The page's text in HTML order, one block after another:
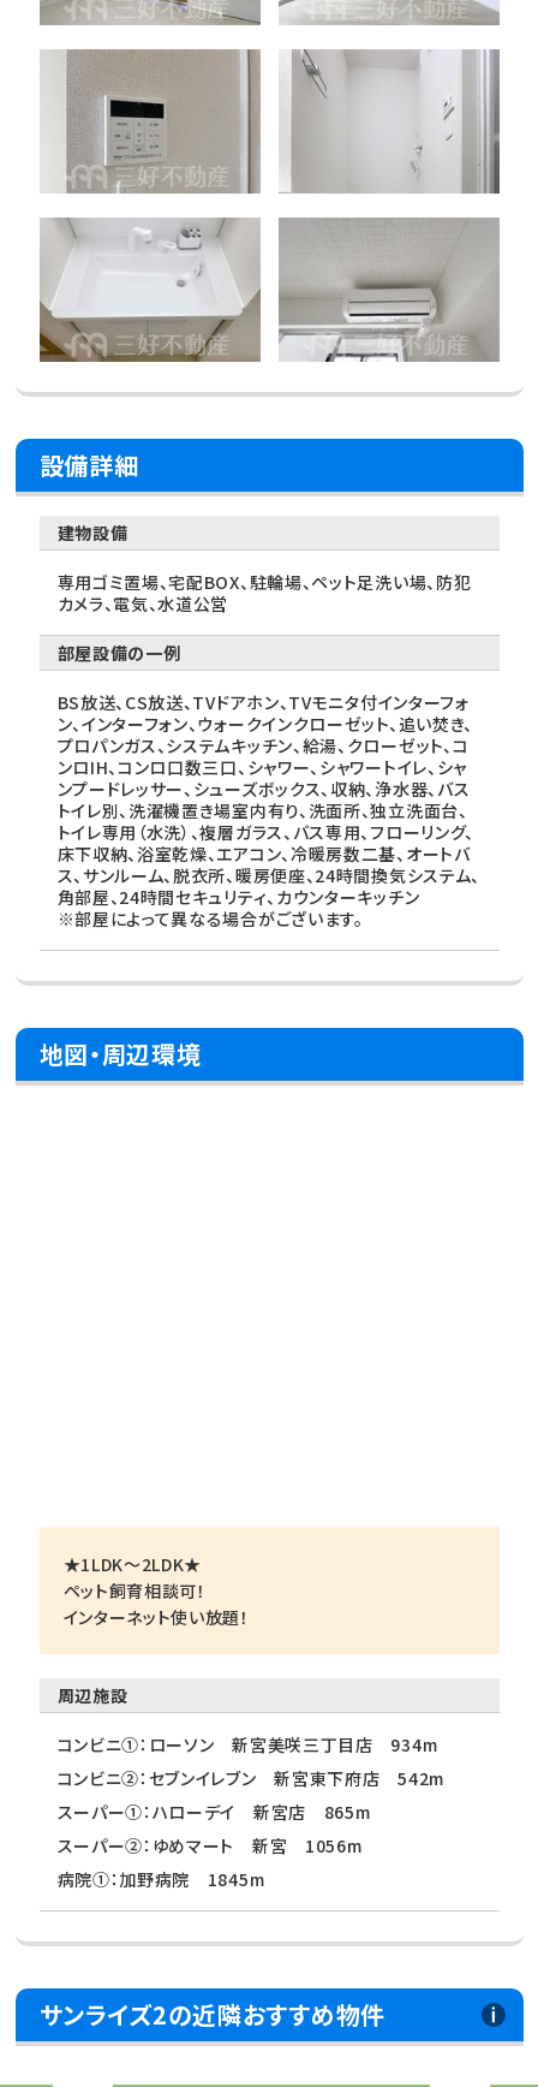
設備詳細
建物設備
専用ゴミ置場、宅配BOX、駐輪場、ペット足洗い場、防犯
カメラ、電気、水道公営
部屋設備の一例
BS放送、CS放送、TVドアホン、TVモニタ付インターフォ
ン、インターフォン、ウォークインクローゼット、追い焚き、
プロパンガス、システムキッチン、給湯、クローゼット、コ
ンロIH、コンロ口数三口、シャワー、シャワートイレ、シャ
ンプードレッサー、シューズボックス、収納、浄水器、バス
トイレ別、洗濯機置き場室内有り、洗面所、独立洗面台、
トイレ専用（水洗）、複層ガラス、バス専用、フローリング、
床下収納、浴室乾燥、エアコン、冷暖房数二基、オートバ
ス、サンルーム、脱衣所、暖房便座、24時間換気システム、
角部屋、24時間セキュリティ、カウンターキッチン
※部屋によって異なる場合がございます。
地図・周辺環境
★1LDK～2LDK★
ペット飼育相談可！
インターネット使い放題！
周辺施設
コンビニ①：ローソン 新宮美咲三丁目店 934m
コンビニ②：セブンイレブン 新宮東下府店 542m
スーパー①：ハローデイ 新宮店 865m
スーパー②：ゆめマート 新宮 1056m
病院①：加野病院 1845m
サンライズ2の近隣おすすめ物件